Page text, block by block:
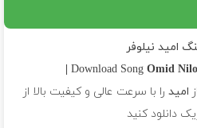
امید نیلوفر
Omid
امید را با سرعت عالی و کیفیت بالا از
دانلود کنید